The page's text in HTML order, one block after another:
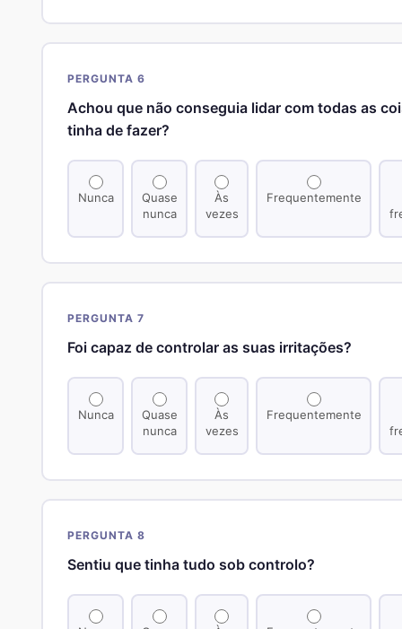
PERGUNTA 6
Achou que não conseguia lidar com todas as
tinha de fazer?
Nunca
Quase
nunca
Às
vezes
Frequentemente
PERGUNTA 7
Foi capaz de controlar as suas irritações?
Nunca
Quase
nunca
Às
vezes
Frequentemente
PERGUNTA 8
Sentiu que tinha tudo sob controlo?